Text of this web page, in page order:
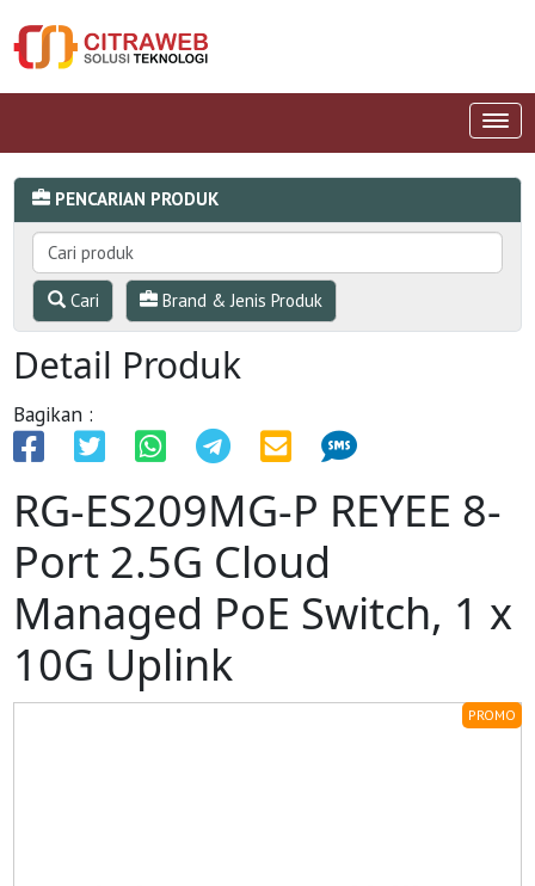
PENCARIAN PRODUK
Cari Brand & Jenis Produk
Detail Produk
Bagikan :
RG-ES209MG-P REYEE 8-
Port 2.5G Cloud
Managed PoE Switch, 1 x
10G Uplink
PROMO